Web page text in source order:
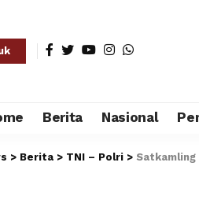
Berita Nasional
> Berita > TNI – Polri > Satkamling